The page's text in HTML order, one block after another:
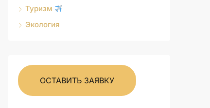
Туризм
Экология
ОСТАВИТЬ ЗАЯВКУ